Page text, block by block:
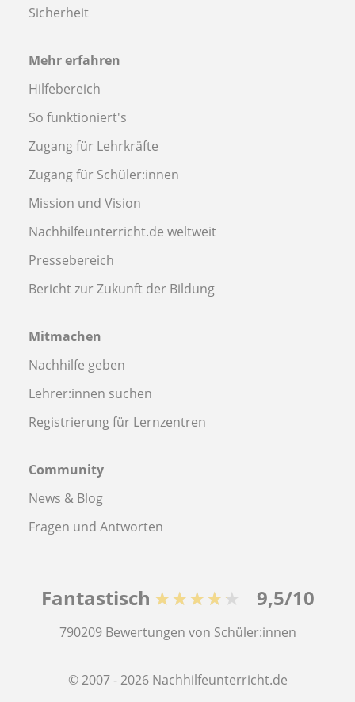
Sicherheit
Mehr erfahren
Hilfebereich
So funktioniert's
Zugang für Lehrkräfte
Zugang für Schüler:innen
Mission und Vision
Nachhilfeunterricht.de weltweit
Pressebereich
Bericht zur Zukunft der Bildung
Mitmachen
Nachhilfe geben
Lehrer:innen suchen
Registrierung für Lernzentren
Community
News & Blog
Fragen und Antworten
Fantastisch ★★★★★ 9,5/10
790209 Bewertungen von Schüler:innen
© 2007 - 2026 Nachhilfeunterricht.de